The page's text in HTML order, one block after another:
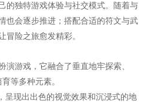
的独特游戏体验与社交模式。随着与
也会逐步推进；搭配合适的符文与武
冒险之旅愈发精彩。
演游戏，它融合了垂直地牢探索、
等多种元素。
呈现出出色的视觉效果和沉浸式的地